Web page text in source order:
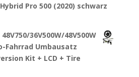
Pro 500 (2020) schwarz
36V500W/48V500W
Fahrrad Umbausatz
Kit + LCD + Tire